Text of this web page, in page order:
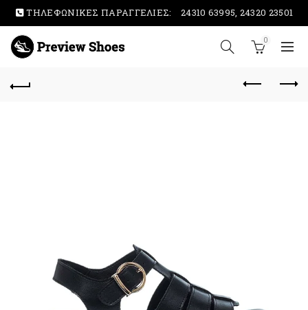
ΤΗΛΕΦΩΝΙΚΕΣ ΠΑΡΑΓΓΕΛΙΕΣ: 24310 63995, 24320 23501
0